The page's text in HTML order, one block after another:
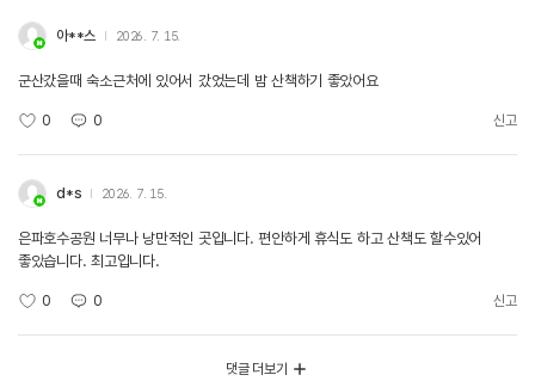
아**스 2026. 7. 15.
군산갔을때 숙소근처에 있어서 갔었는데 밤 산책하기 좋았어요
0 0 신고
d*s 2026. 7. 15.
은파호수공원 너무나 낭만적인 곳입니다. 편안하게 휴식도 하고 산책도 할수있어
좋았습니다. 최고입니다.
0 0 신고
댓글 더보기